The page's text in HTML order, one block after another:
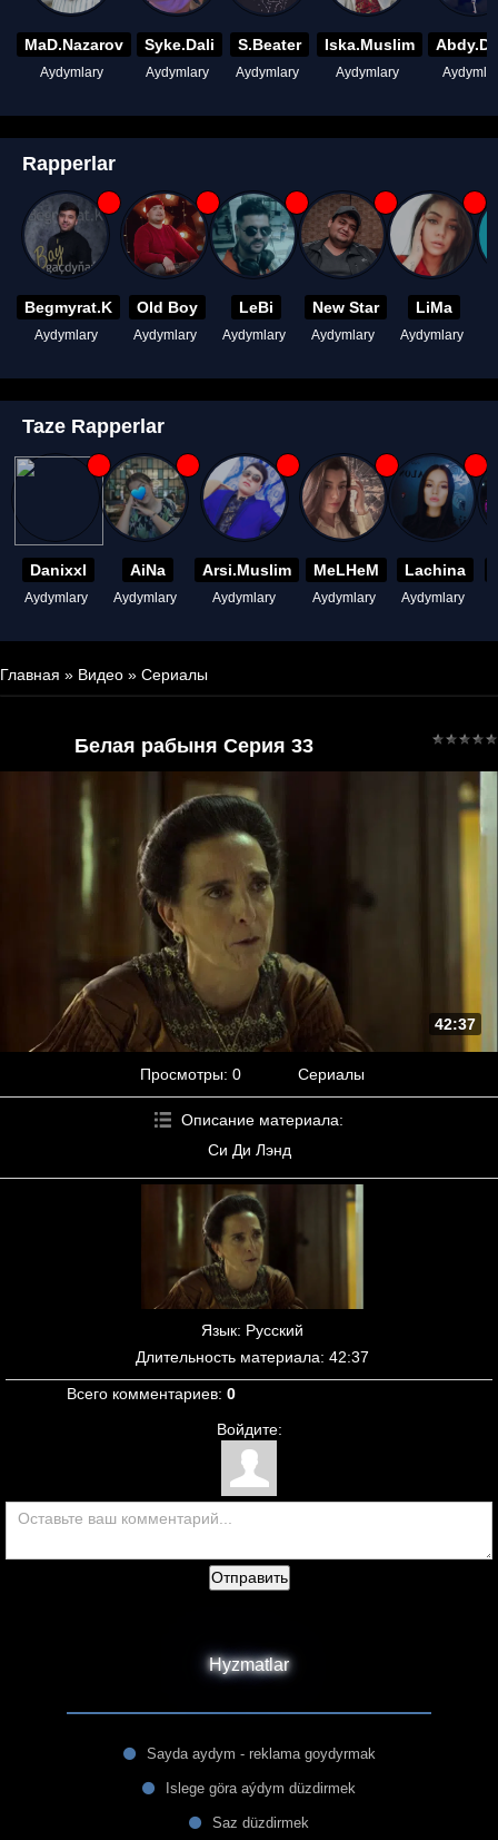
MaD.Nazarov
Aydymlary
Syke.Dali
Aydymlary
S.Beater
Aydymlary
Iska.Muslim
Aydymlary
Rapperlar
Begmyrat.K
Aydymlary
Old Boy
Aydymlary
LeBi
Aydymlary
New Star
Aydymlary
LiMa
Aydymlary
Taze Rapperlar
Danixxl
Aydymlary
AiNa
Aydymlary
Arsi.Muslim
Aydymlary
MeLHeM
Aydymlary
Lachina
Aydymlary
Главная » Видео » Сериалы
Белая рабыня Серия 33
42:37
Просмотры: 0 Сериалы
Описание материала:
Си Ди Лэнд
Язык: Русский
Длительность материала: 42:37
Всего комментариев: 0
Войдите:
Отправить
Hyzmatlar
Sayda aydym - reklama goydyrmak
Islege göra aýdym düzdirmek
Saz düzdirmek